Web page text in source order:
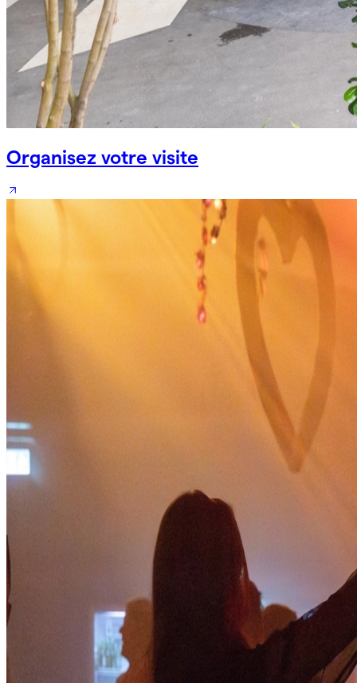
Organisez votre visite